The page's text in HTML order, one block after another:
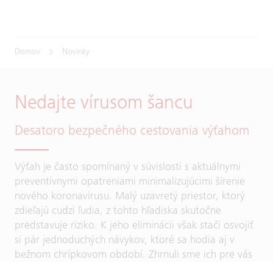
Domov Novinky
Nedajte vírusom šancu
Desatoro bezpečného cestovania výťahom
Výťah je často spomínaný v súvislosti s aktuálnymi
preventívnymi opatreniami minimalizujúcimi šírenie
nového koronavírusu. Malý uzavretý priestor, ktorý
zdieľajú cudzí ľudia, z tohto hľadiska skutočne
predstavuje riziko. K jeho eliminácii však stačí osvojiť
si pár jednoduchých návykov, ktoré sa hodia aj v
bežnom chrípkovom období. Zhrnuli sme ich pre vás